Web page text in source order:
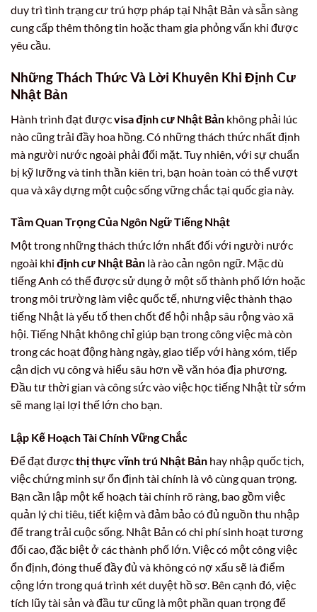
duy trì tình trạng cư trú hợp pháp tại Nhật Bản và sẵn sàng
cung cấp thêm thông tin hoặc tham gia phỏng vấn khi được
yêu cầu.
Những Thách Thức Và Lời Khuyên Khi Định Cư
Nhật Bản
Hành trình đạt đượcvisa định cư Nhật Bản không phải lúc
nào cũng trải đầy hoa hồng. Có những thách thức nhất định
mà người nước ngoài phải đối mặt. Tuy nhiên, với sự chuẩn
bị kỹ lưỡng và tinh thần kiên trì, bạn hoàn toàn có thể vượt
qua và xây dựng một cuộc sống vững chắc tại quốc gia này.
Tầm Quan Trọng Của Ngôn Ngữ Tiếng Nhật
Một trong những thách thức lớn nhất đối với người nước
ngoài khi định cư Nhật Bản là rào cản ngôn ngữ. Mặc dù
tiếng Anh có thể được sử dụng ở một số thành phố lớn hoặc
trong môi trường làm việc quốc tế, nhưng việc thành thạo
tiếng Nhật là yếu tố then chốt để hội nhập sâu rộng vào xã
hội. Tiếng Nhật không chỉ giúp bạn trong công việc mà còn
trong các hoạt động hàng ngày, giao tiếp với hàng xóm, tiếp
cận dịch vụ công và hiểu sâu hơn về văn hóa địa phương.
Đầu tư thời gian và công sức vào việc học tiếng Nhật từ sớm
sẽ mang lại lợi thế lớn cho bạn.
Lập Kế Hoạch Tài Chính Vững Chắc
Để đạt đượcthị thực vĩnh trú Nhật Bản hay nhập quốc tịch,
việc chứng minh sự ổn định tài chính là vô cùng quan trọng.
Bạn cần lập một kế hoạch tài chính rõ ràng, bao gồm việc
quản lý chi tiêu, tiết kiệm và đảm bảo có đủ nguồn thu nhập
để trang trải cuộc sống. Nhật Bản có chi phí sinh hoạt tương
đối cao, đặc biệt ở các thành phố lớn. Việc có một công việc
ổn định, đóng thuế đầy đủ và không có nợ xấu sẽ là điểm
cộng lớn trong quá trình xét duyệt hồ sơ. Bên cạnh đó, việc
tích lũy tài sản và đầu tư cũng là một phần quan trọng để